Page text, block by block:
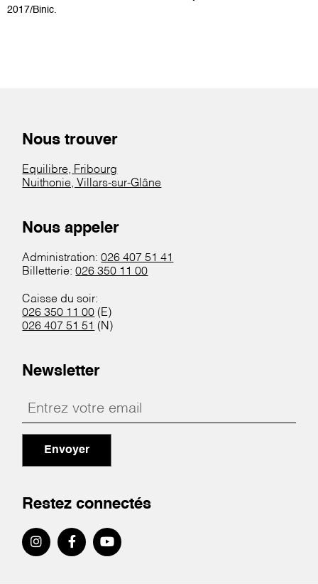
2017/Binic.
Nous trouver
Equilibre, Fribourg
Nuithonie, Villars-sur-Glâne
Nous appeler
Administration:026 407 51 41
Billetterie:026 350 11 00
Caisse du soir:
026 350 11 00 (E)
026 407 51 51 (N)
Newsletter
Envoyer
Restez connectés